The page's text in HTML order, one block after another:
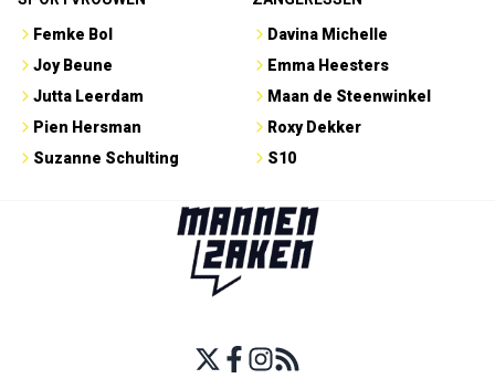
Femke Bol
Joy Beune
Jutta Leerdam
Pien Hersman
Suzanne Schulting
Davina Michelle
Emma Heesters
Maan de Steenwinkel
Roxy Dekker
S10